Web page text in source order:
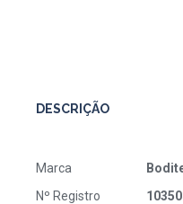
DESCRIÇÃO
Marca
Nº Registro